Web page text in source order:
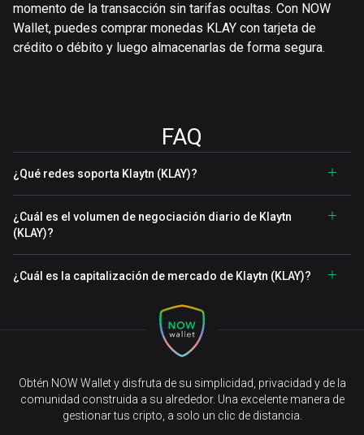
momento de la transacción sin tarifas ocultas. Con NOW
Wallet, puedes comprar monedas KLAY con tarjeta de
crédito o débito y luego almacenarlas de forma segura.
FAQ
¿Qué redes soporta Klaytn (KLAY)?
¿Cuál es el volumen de negociación diario de Klaytn
(KLAY)?
¿Cuál es la capitalización de mercado de Klaytn (KLAY)?
Obtén NOW Wallet y disfruta de su simplicidad, privacidad y de la
comunidad construida a su alrededor. Una excelente manera de
gestionar tus cripto, a solo un clic de distancia.